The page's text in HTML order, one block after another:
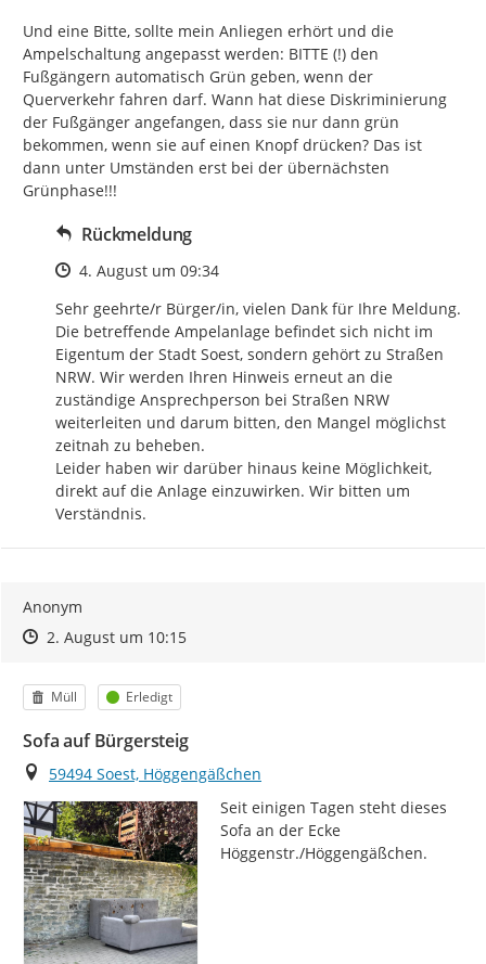
Und eine Bitte, sollte mein Anliegen erhört und die
Ampelschaltung angepasst werden: BITTE (!) den
Fußgängern automatisch Grün geben, wenn der
Querverkehr fahren darf. Wann hat diese Diskriminierung
der Fußgänger angefangen, dass sie nur dann grün
bekommen, wenn sie auf einen Knopf drücken? Das ist
dann unter Umständen erst bei der übernächsten
Grünphase!!!
Rückmeldung
Zeitpunkt des Erstellens
4. August um 09:34
Sehr geehrte/r Bürger/in, vielen Dank für Ihre Meldung.
Die betreffende Ampelanlage befindet sich nicht im
Eigentum der Stadt Soest, sondern gehört zu Straßen
NRW. Wir werden Ihren Hinweis erneut an die
zuständige Ansprechperson bei Straßen NRW
weiterleiten und darum bitten, den Mangel möglichst
zeitnah zu beheben.
Leider haben wir darüber hinaus keine Möglichkeit,
direkt auf die Anlage einzuwirken. Wir bitten um
Verständnis.
Anonym
Zeitpunkt des Erstellens
Zeitpunkt des Erstellens
2. August um 10:15Zur Äußerung
Kategorie
Müll Status
Erledigt
Sofa auf Bürgersteig
Ort
59494 Soest, Höggengäßchen
Seit einigen Tagen steht dieses
Sofa an der Ecke
Höggenstr./Höggengäßchen.